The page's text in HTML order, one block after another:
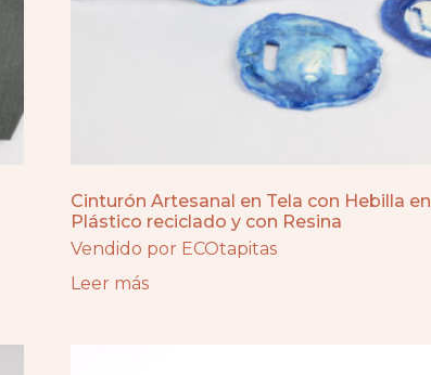
Cinturón Artesanal en Tela con Hebilla en
Plástico reciclado y con Resina
Vendido por ECOtapitas
Leer más